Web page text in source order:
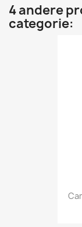
4 andere
categorie: